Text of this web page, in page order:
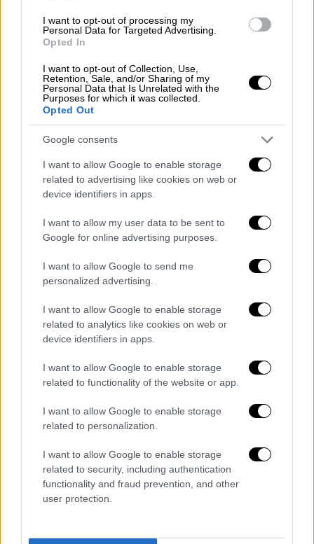
I want to opt-out of processing my
Personal Data for Targeted Advertising.
Opted In
I want to opt-out of Collection, Use,
Retention, Sale, and/or Sharing of my
Personal Data that Is Unrelated with the
Purposes for which it was collected.
Opted Out
Google consents
I want to allow Google to enable storage
related to advertising like cookies on web or
device identifiers in apps.
I want to allow my user data to be sent to
Google for online advertising purposes.
I want to allow Google to send me
personalized advertising.
I want to allow Google to enable storage
related to analytics like cookies on web or
device identifiers in apps.
I want to allow Google to enable storage
related to functionality of the website or app.
I want to allow Google to enable storage
related to personalization.
I want to allow Google to enable storage
related to security, including authentication
functionality and fraud prevention, and other
user protection.
δικαστεί στοΑυτόφωρο.
Υπενθυμίζεται ότι είναι το δεύτερο
περιστατικό ενδοοικογενειακής βίας που
απασχόλησε την ΕΛ.ΑΣ καθώς ένας 58χρονος
από τη Λιθουανία που διέμενε σε ξενοδοχείο
της Αμμουδάρας, τράβηξε από τα μαλλιά τη
σύζυγό του με συνέπεια εκείνη αν πέσει
πάνω στον τοίχο και να τραυματιστεί στο
κεφάλι.
ΔΙΑΒΑΣΤΕ ΕΠΙΣΗΣ
Πύργος - Εξαφάνιση Θύμιου: O
39χρονος ζει και κρύβεται εκτιμά
αστυνομική πηγή - Σε δύο μέτωπα η
έρευνες
Κόσμος|16.05.2022 13:33
Πόλεμος στην Ουκρανία: Λευκή
σημαία στο Αζοφστάλ - Γίνονται
διαπραγματεύσεις, λέει η Μόσχα
Ελλάδα|16.05.2022 13:23
Φρικτός θάνατος για άστεγο στην
Αλεξανδρούπολη: Διαμελίστηκε σε